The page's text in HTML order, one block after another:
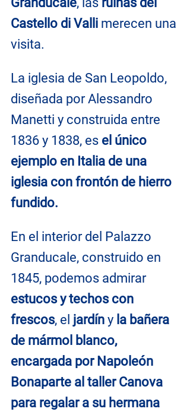
Castello di Valli merecen una
visita.
La iglesia de San Leopoldo,
diseñada por Alessandro
Manetti y construida entre
1836 y 1838, es el único
ejemplo en Italia de una
iglesia con frontón de hierro
fundido.
En el interior del Palazzo
Granducale, construido en
1845, podemos admirar
estucos y techos con
frescos, el jardín y la bañera
de mármol blanco,
encargada por Napoleón
Bonaparte al taller Canova
para regalar a su hermana